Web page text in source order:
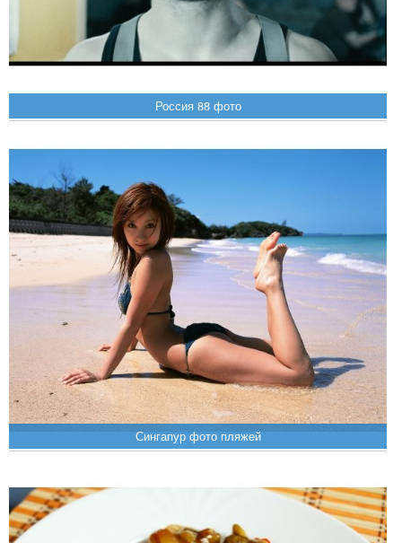
Россия 88 фото
Сингапур фото пляжей